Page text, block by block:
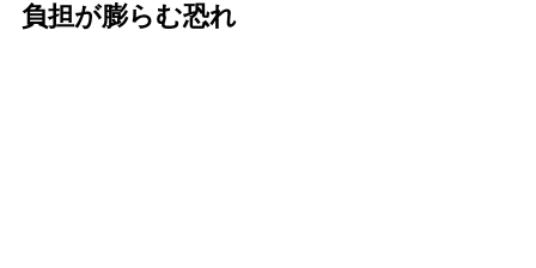
負担が膨らむ恐れ